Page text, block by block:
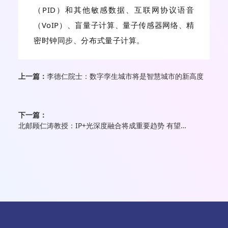
（PID）和其他敏感数据、互联网协议语音
（VoIP）、盲量子计算、量子传感器网络、精
密时钟同步、分布式量子计算。
上一篇： 李德仁院士：数字孪生城市将是智慧城市的新高度
下一篇：
北邮顾仁涛教授：IP+光深度融合将成重要趋势 有望形成颠覆性解决方案